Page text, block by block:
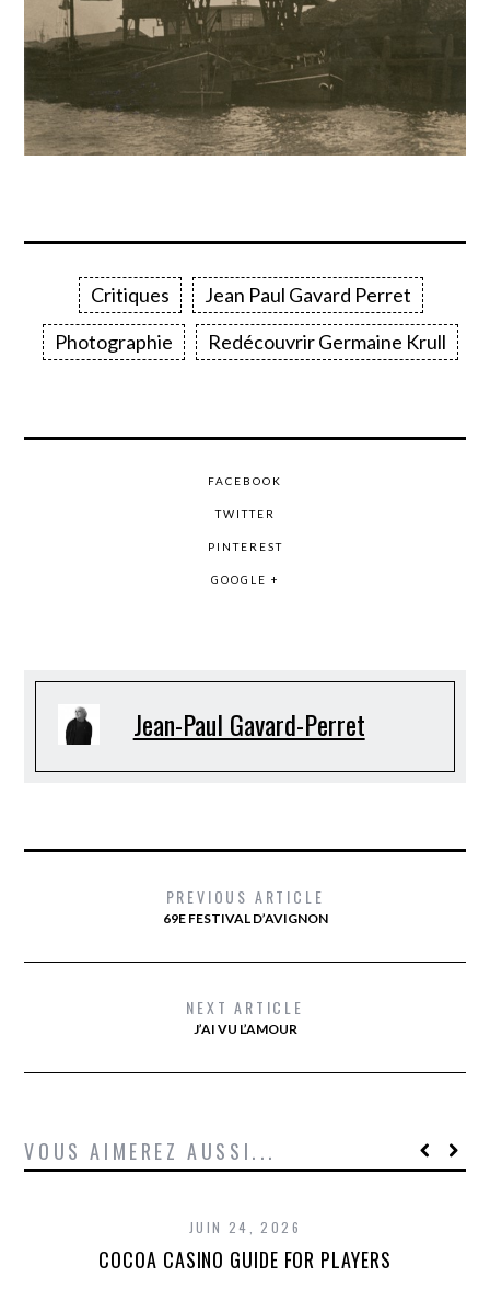
Critiques
Jean Paul Gavard Perret
Photographie
Redécouvrir Germaine Krull
FACEBOOK
TWITTER
PINTEREST
GOOGLE +
Jean-Paul Gavard-Perret
PREVIOUS ARTICLE
69E FESTIVAL D’AVIGNON
NEXT ARTICLE
J’AI VU L’AMOUR
VOUS AIMEREZ AUSSI...
JUIN 24, 2026
COCOA CASINO GUIDE FOR PLAYERS